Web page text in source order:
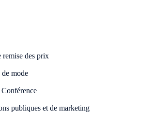
remise des prix
mode
publiques et de marketing